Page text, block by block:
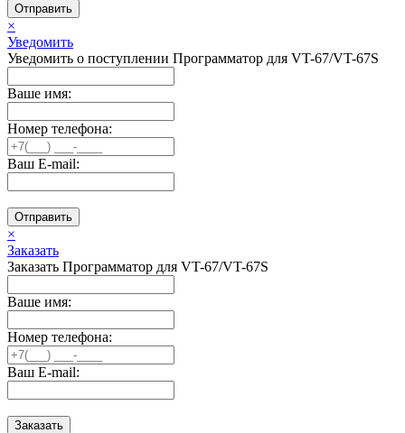
Отправить
×
Уведомить
Уведомить о поступлении Программатор для VT-67/VT-67S
Ваше имя:
Номер телефона:
Ваш E-mail:
Отправить
×
Заказать
Заказать Программатор для VT-67/VT-67S
Ваше имя:
Номер телефона:
Ваш E-mail:
Заказать